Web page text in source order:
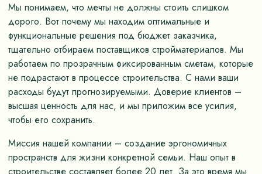
Мы понимаем, что мечты не должны стоить слишком
дорого. Вот почему мы находим оптимальные и
функциональные решения под бюджет заказчика,
тщательно отбираем поставщиков стройматериалов. Мы
работаем по прозрачным фиксированным сметам, которые
не подрастают в процессе строительства. С нами ваши
расходы будут прогнозируемыми. Доверие клиентов –
высшая ценность для нас, и мы приложим все усилия,
чтобы его сохранить.
Миссия нашей компании – создание эргономичных
пространств для жизни конкретной семьи. Наш опыт в